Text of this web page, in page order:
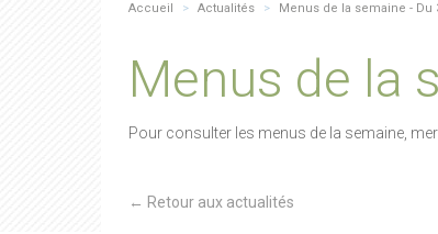
Accueil > Actualités > Menus de la semaine - Du
Menus de la
Pour consulter les menus de la semaine,
← Retour aux actualités